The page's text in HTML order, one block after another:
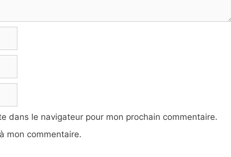
dans le navigateur pour mon prochain commentaire.
mon commentaire.